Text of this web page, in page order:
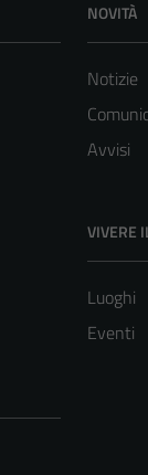
NOVITÀ
Notizie
Avvisi
VIVERE
Luoghi
Eventi